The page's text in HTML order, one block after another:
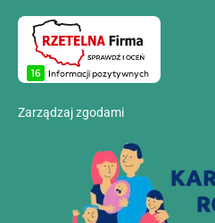
Zarządzaj zgodami